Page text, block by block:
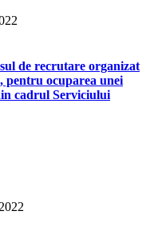
de recrutare organizat
pentru ocuparea unei
cadrul Serviciului